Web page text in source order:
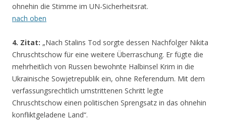
ohnehin die Stimme im UN-Sicherheitsrat.
nach oben
4. Zitat: „Nach Stalins Tod sorgte dessen Nachfolger Nikita
Chruschtschow für eine weitere Überraschung. Er fügte die
mehrheitlich von Russen bewohnte Halbinsel Krim in die
Ukrainische Sowjetrepublik ein, ohne Referendum. Mit dem
verfassungsrechtlich umstrittenen Schritt legte
Chruschtschow einen politischen Sprengsatz in das ohnehin
konfliktgeladene Land“.